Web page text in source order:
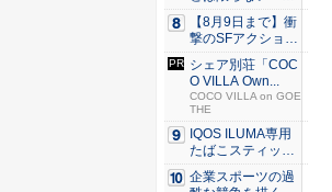
イヤモン...
【8月9日まで】衝
撃のSFアクション
『G...
シェア別荘「COC
O VILLA Own...
COCO VILLA on GOE
THE
IQOS ILUMA専用
たばこスティッ
ク...
企業スポーツの過